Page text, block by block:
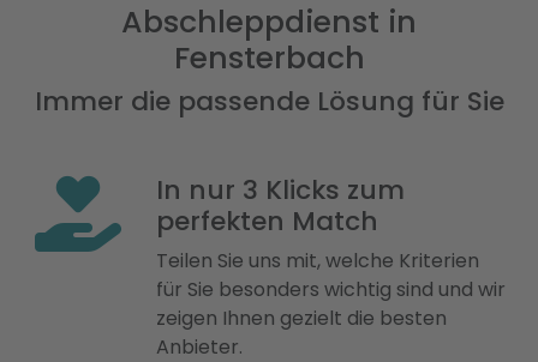
Abschleppdienst in
Fensterbach
Immer die passende Lösung für Sie
In nur 3 Klicks zum
perfekten Match
Teilen Sie uns mit, welche Kriterien
für Sie besonders wichtig sind und wir
zeigen Ihnen gezielt die besten
Anbieter.